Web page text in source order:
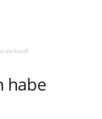
verkauft
habe